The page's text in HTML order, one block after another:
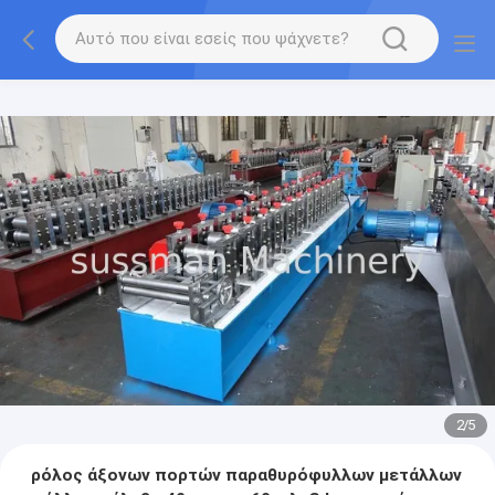
2/5
ρόλος άξονων πορτών παραθυρόφυλλων μετάλλων